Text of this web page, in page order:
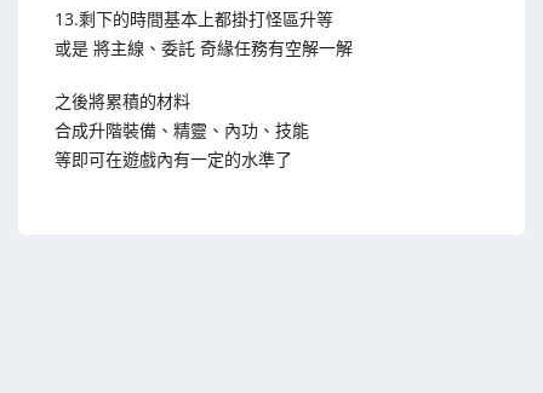
13.剩下的時間基本上都掛打怪區升等
或是 將主線、委託 奇緣任務有空解一解
之後將累積的材料
合成升階裝備、精靈、內功、技能
等即可在遊戲內有一定的水準了